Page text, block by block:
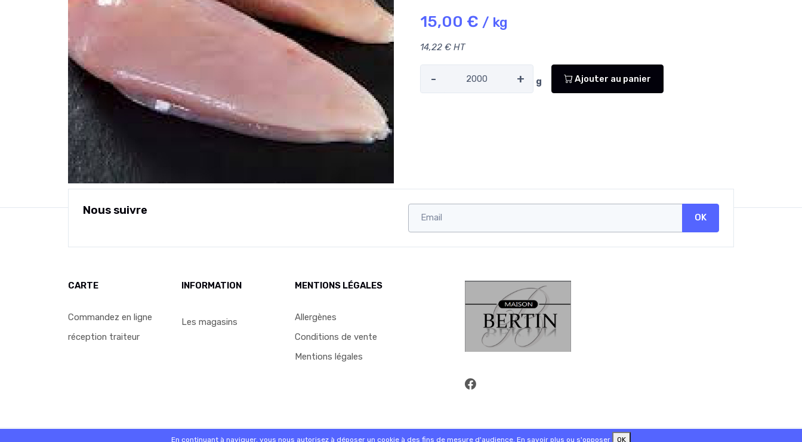
15,00 € / kg
14,22 € HT
- + g Ajouter au panier
Nous suivre
OK
CARTE
Commandez en ligne
réception traiteur
INFORMATION
Les magasins
MENTIONS LÉGALES
Allergènes
Conditions de vente
Mentions légales
SaasFood - Logiciel de gestion de commande sur internet et en magasin
En continuant à naviguer, vous nous autorisez à déposer un cookie à des fins de mesure d'audience. En savoir plus ou s'opposer OK